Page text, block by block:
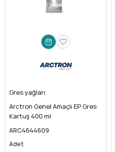
Gres yağları
Arctron Genel Amaçlı EP Gres
Kartuş 400 ml
ARC4644609
Adet